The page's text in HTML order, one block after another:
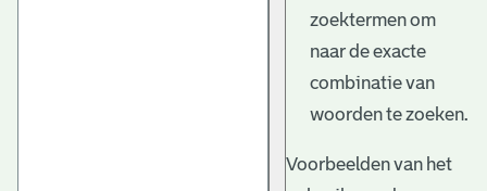
zoektermen om
naar de exacte
combinatie van
woorden te zoeken.
Voorbeelden van het